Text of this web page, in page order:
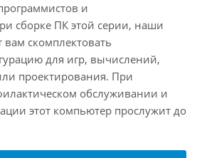
и
сборке ПК этой серии, наши
вам скомплектовать
для игр, вычислений,
проектирования. При
обслуживании и
этот компьютер прослужит до